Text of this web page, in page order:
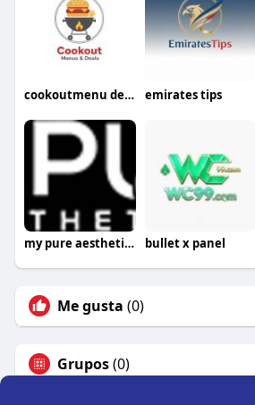
cookoutmenu deals emirates tips
my pure aesthetics bullet x panel
Me gusta (0)
Grupos(0)